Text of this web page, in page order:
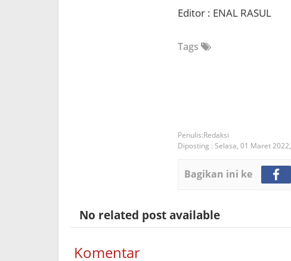
Editor : ENAL RASUL
Tags
Redaksi
Diposting : Selasa, 01 Maret 2022,
Bagikan ini ke
No related post available
Komentar